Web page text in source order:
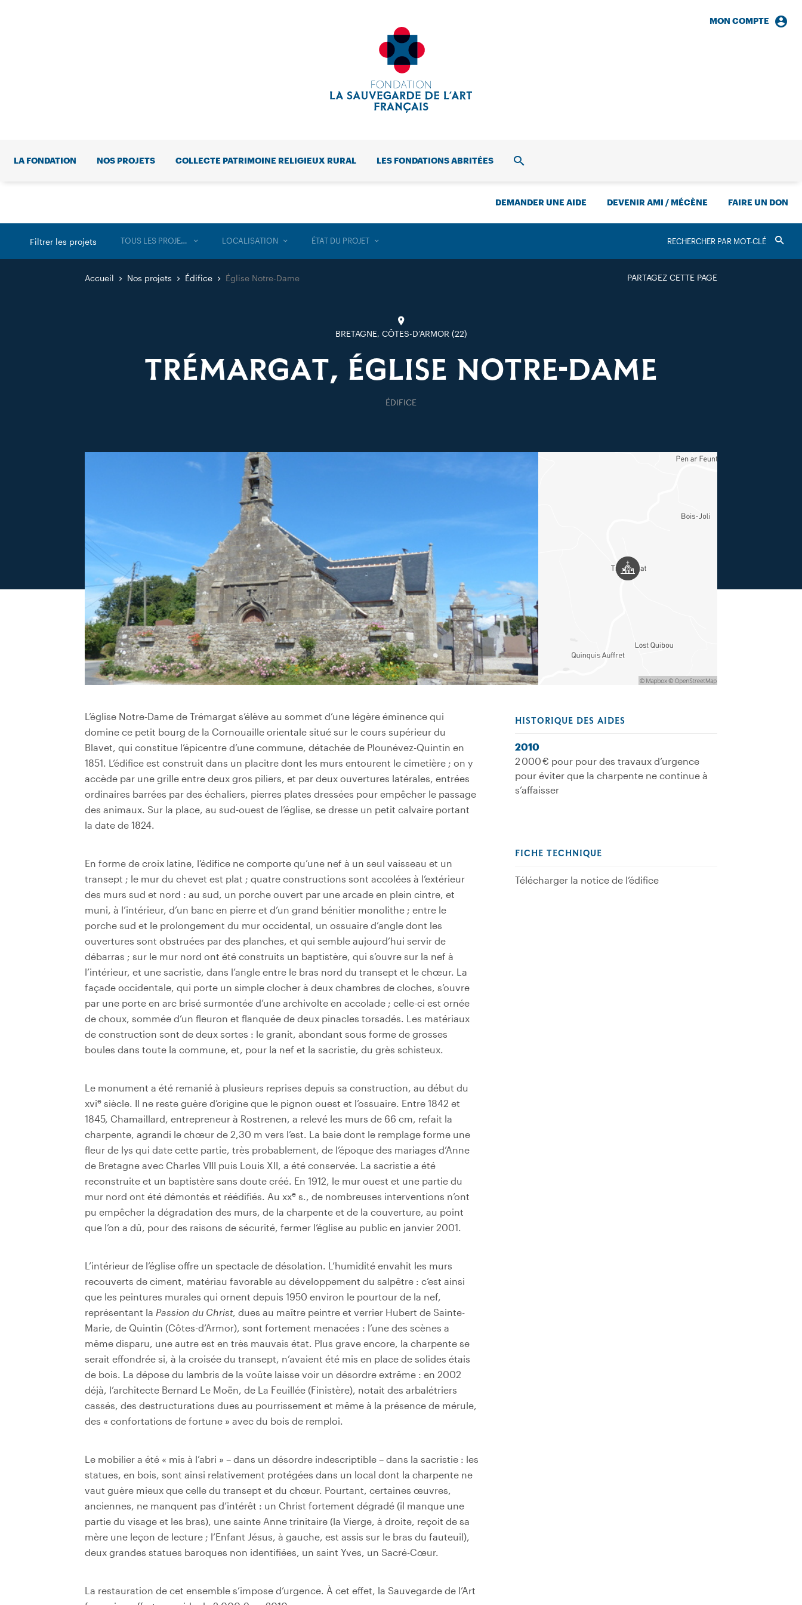
MON COMPTE
LA FONDATION NOS PROJETS COLLECTE PATRIMOINE RELIGIEUX RURAL LES FONDATIONS ABRITÉES RECHERCHE
DEMANDER UNE AIDE DEVENIR AMI / MÉCÈNE FAIRE UN DON
Filtrer les projets
Valider
TOUS LES PROJETS LOCALISATION ÉTAT DU PROJET
PARTAGEZ CETTE PAGE
Accueil Nos projets Édifice Église Notre-Dame
BRETAGNE, CÔTES-D’ARMOR (22)
TRÉMARGAT, ÉGLISE NOTRE-DAME
ÉDIFICE
L’église Notre-Dame de Trémargat s’élève au sommet d’une légère éminence qui
domine ce petit bourg de la Cornouaille orientale situé sur le cours supérieur du
Blavet, qui constitue l’épicentre d’une commune, détachée de Plounévez-Quintin en
1851. L’édifice est construit dans un placitre dont les murs entourent le cimetière ; on y
accède par une grille entre deux gros piliers, et par deux ouvertures latérales, entrées
ordinaires barrées par des échaliers, pierres plates dressées pour empêcher le passage
des animaux. Sur la place, au sud-ouest de l’église, se dresse un petit calvaire portant
la date de 1824.
En forme de croix latine, l’édifice ne comporte qu’une nef à un seul vaisseau et un
transept ; le mur du chevet est plat ; quatre constructions sont accolées à l’extérieur
des murs sud et nord : au sud, un porche ouvert par une arcade en plein cintre, et
muni, à l’intérieur, d’un banc en pierre et d’un grand bénitier monolithe ; entre le
porche sud et le prolongement du mur occidental, un ossuaire d’angle dont les
ouvertures sont obstruées par des planches, et qui semble aujourd’hui servir de
débarras ; sur le mur nord ont été construits un baptistère, qui s’ouvre sur la nef à
l’intérieur, et une sacristie, dans l’angle entre le bras nord du transept et le chœur. La
façade occidentale, qui porte un simple clocher à deux chambres de cloches, s’ouvre
par une porte en arc brisé surmontée d’une archivolte en accolade ; celle-ci est ornée
de choux, sommée d’un fleuron et flanquée de deux pinacles torsadés. Les matériaux
de construction sont de deux sortes : le granit, abondant sous forme de grosses
boules dans toute la commune, et, pour la nef et la sacristie, du grès schisteux.
Le monument a été remanié à plusieurs reprises depuis sa construction, au début du
xvie siècle. Il ne reste guère d’origine que le pignon ouest et l’ossuaire. Entre 1842 et
1845, Chamaillard, entrepreneur à Rostrenen, a relevé les murs de 66 cm, refait la
charpente, agrandi le chœur de 2,30 m vers l’est. La baie dont le remplage forme une
fleur de lys qui date cette partie, très probablement, de l’époque des mariages d’Anne
de Bretagne avec Charles VIII puis Louis XII, a été conservée. La sacristie a été
reconstruite et un baptistère sans doute créé. En 1912, le mur ouest et une partie du
mur nord ont été démontés et réédifiés. Au xxe s., de nombreuses interventions n’ont
pu empêcher la dégradation des murs, de la charpente et de la couverture, au point
que l’on a dû, pour des raisons de sécurité, fermer l’église au public en janvier 2001.
L’intérieur de l’église offre un spectacle de désolation. L’humidité envahit les murs
recouverts de ciment, matériau favorable au développement du salpêtre : c’est ainsi
que les peintures murales qui ornent depuis 1950 environ le pourtour de la nef,
représentant la Passion du Christ, dues au maître peintre et verrier Hubert de Sainte-
Marie, de Quintin (Côtes-d’Armor), sont fortement menacées : l’une des scènes a
même disparu, une autre est en très mauvais état. Plus grave encore, la charpente se
serait effondrée si, à la croisée du transept, n’avaient été mis en place de solides étais
de bois. La dépose du lambris de la voûte laisse voir un désordre extrême : en 2002
déjà, l’architecte Bernard Le Moën, de La Feuillée (Finistère), notait des arbalétriers
cassés, des destructurations dues au pourrissement et même à la présence de mérule,
des « confortations de fortune » avec du bois de remploi.
Le mobilier a été « mis à l’abri » – dans un désordre indescriptible – dans la sacristie : les
statues, en bois, sont ainsi relativement protégées dans un local dont la charpente ne
vaut guère mieux que celle du transept et du chœur. Pourtant, certaines œuvres,
anciennes, ne manquent pas d’intérêt : un Christ fortement dégradé (il manque une
partie du visage et les bras), une sainte Anne trinitaire (la Vierge, à droite, reçoit de sa
mère une leçon de lecture ; l’Enfant Jésus, à gauche, est assis sur le bras du fauteuil),
deux grandes statues baroques non identifiées, un saint Yves, un Sacré-Cœur.
La restauration de cet ensemble s’impose d’urgence. À cet effet, la Sauvegarde de l’Art
HISTORIQUE DES AIDES
2010
2 000 € pour pour des travaux d’urgence
pour éviter que la charpente ne continue à
s’affaisser
FICHE TECHNIQUE
Télécharger la notice de l’édifice